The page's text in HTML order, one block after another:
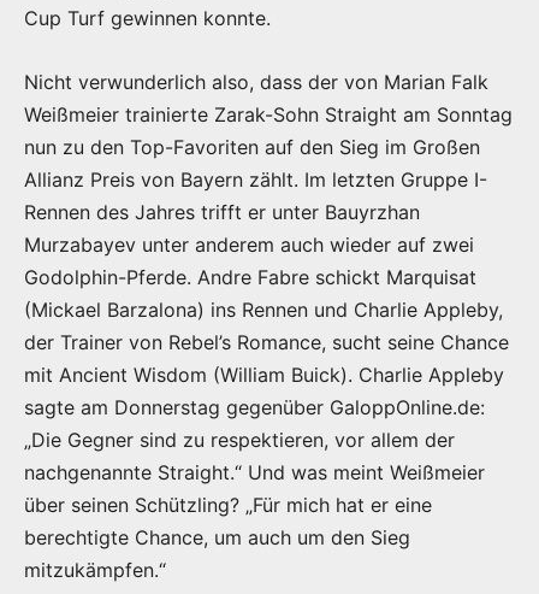
Cup Turf gewinnen konnte.
Nicht verwunderlich also, dass der von Marian Falk
Weißmeier trainierte Zarak-Sohn Straight am Sonntag
nun zu den Top-Favoriten auf den Sieg im Großen
Allianz Preis von Bayern zählt. Im letzten Gruppe I-
Rennen des Jahres trifft er unter Bauyrzhan
Murzabayev unter anderem auch wieder auf zwei
Godolphin-Pferde. Andre Fabre schickt Marquisat
(Mickael Barzalona) ins Rennen und Charlie Appleby,
der Trainer von Rebel’s Romance, sucht seine Chance
mit Ancient Wisdom (William Buick). Charlie Appleby
sagte am Donnerstag gegenüber GaloppOnline.de:
„Die Gegner sind zu respektieren, vor allem der
nachgenannte Straight.“ Und was meint Weißmeier
über seinen Schützling? „Für mich hat er eine
berechtigte Chance, um auch um den Sieg
mitzukämpfen.“